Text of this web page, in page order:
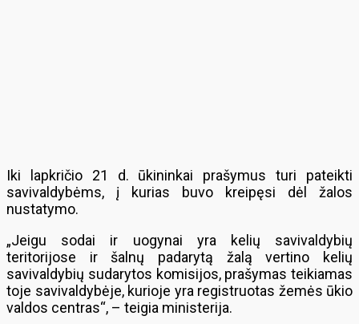
Iki lapkričio 21 d. ūkininkai prašymus turi pateikti
savivaldybėms, į kurias buvo kreipęsi dėl žalos
nustatymo.
„Jeigu sodai ir uogynai yra kelių savivaldybių
teritorijose ir šalnų padarytą žalą vertino kelių
savivaldybių sudarytos komisijos, prašymas teikiamas
toje savivaldybėje, kurioje yra registruotas žemės ūkio
valdos centras“, – teigia ministerija.